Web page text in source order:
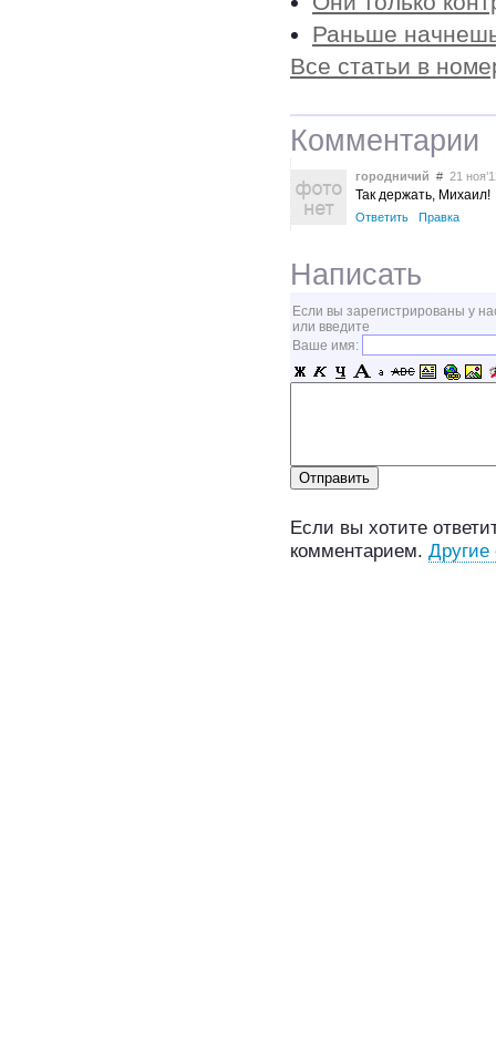
Раньше
Все статьи в
Комментарии
городничий # 21
Так держать, Михаил!
Ответить Правка
Написать
Если вы зарегистрированы у
или введите
Ваше имя:
Если вы хотите
комментарием. Другие